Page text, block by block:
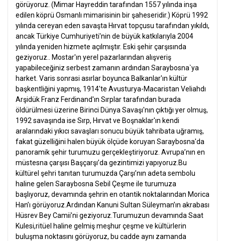
görüyoruz. (Mimar Hayreddin tarafından 1557 yılında inşa
edilen köprü Osmanlı mimarisinin bir şaheseridir.) Köprü 1992
yılında cereyan eden savaşta Hırvat topçusu tarafından yıkıldı,
ancak Türkiye Cumhuriyeti'nin de büyük katkılarıyla 2004
yılında yeniden hizmete açılmıştır. Eski şehir çarşısında
geziyoruz.
. Mostar'ın yerel pazarlarından alışveriş
yapabileceğiniz serbest zamanın ardından Saraybosna`ya
harket. Varis sonrasi asırlar boyunca Balkanlar'ın kültür
başkentliğini yapmış, 1914'te Avusturya-Macaristan Veliahdı
Arşidük Franz Ferdinand'ın Sırplar tarafından burada
öldürülmesi üzerine Birinci Dünya Savaşı'nın çıktığı yer olmuş,
1992 savaşında ise Sırp, Hırvat ve Boşnaklar'ın kendi
aralarındaki yıkıcı savaşları sonucu büyük tahribata uğramış,
fakat güzelliğini halen büyük ölçüde koruyan Saraybosna'da
panoramik şehir turumuzu gerçekleştiriyoruz. Avrupa’nın en
müstesna çarşısı Başçarşı’da gezintimizi yapıyoruz.Bu
kültürel şehri tanıtan turumuzda Çarşı’nın adeta sembolu
haline gelen Saraybosna Sebil Çeşme ile turumuza
başlıyoruz, devamında şehrin en otantik noktalarından Morica
Han’ı görüyoruz.Ardından Kanuni Sultan Süleyman’ın akrabası
Hüsrev Bey Camii’ni geziyoruz.Turumuzun devamında Saat
Kulesi,ritüel haline gelmiş meşhur çeşme ve kültürlerin
buluşma noktasını görüyoruz, bu cadde aynı zamanda